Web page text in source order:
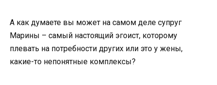
А как думаете вы может на самом деле супруг
Марины – самый настоящий эгоист, которому
плевать на потребности других или это у жены,
какие-то непонятные комплексы?